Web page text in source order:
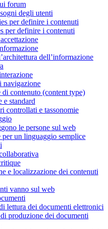
forum
degli utenti
per definire i contenuti
per definire i contenuti
dell’informazione
navigazione
contenuto (content type)
e standard
controllati e tassonomie
le persone sul web
un linguaggio semplice
e localizzazione dei contenuti
vanno sul web
lettura dei documenti elettronici
produzione dei documenti